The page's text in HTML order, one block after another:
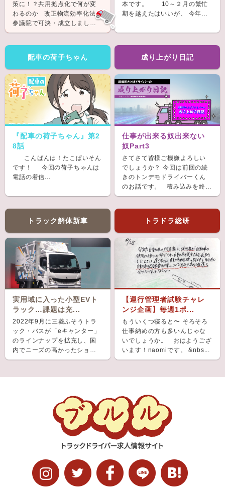
策に！？共用拠点化で何が変
わるのか 改正物流効率化法が
参議院で可決・成立しまし
た。 &nb...
本です。 10～２月の繁忙
期を越えたはいいが、 今年...
配車の荷子ちゃん
『配車の荷子ちゃん』第2
8話
こんばんは！たこぱいそん
です！ 今回の荷子ちゃんは
電話の着信...
成り上がり日記
仕事が出来る奴出来ない
奴Part3
さてさて皆様ご機嫌よろしい
でしょうか？ 今回は前回の続
きのトンデモドライバーくん
のお話です。 積み込みを終
え、ホッと...
トラック解体新車
実用域に入った小型EVト
ラック…課題は充...
2022年9月に三菱ふそうトラ
ック・バスが「eキャンター」
のラインナップを拡充し、国
内でニーズの高かったショー
ト＆ナローボディ（G...
トラドラ総研
【運行管理者試験チャレ
ンジ企画】毎週1ポ...
もういくつ寝ると〜 そろそろ
仕事納めの方も多いんじゃな
いでしょうか。 おはようござ
います！naomiです。 &nbs...